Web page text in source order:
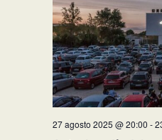
27 agosto 2025 @ 20:00 -